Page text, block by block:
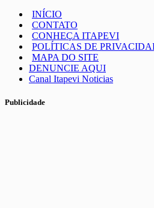
INÍCIO
CONTATO
CONHEÇA ITAPEVI
POLÍTICAS DE
MAPA DO SITE
DENUNCIE AQUI
Canal Itapevi Noticias
Publicidade